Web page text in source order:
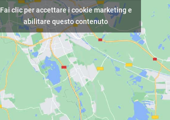
Fai clic per accettare i cookie marketing e
abilitare questo contenuto